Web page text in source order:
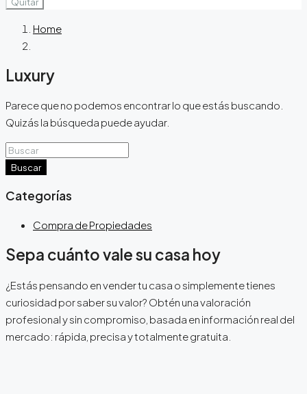
Home
Luxury
Parece que no podemos encontrar lo que estás buscando.
Quizás la búsqueda puede ayudar.
Buscar
Categorías
Compra de Propiedades
Sepa cuánto vale su casa hoy
¿Estás pensando en vender tu casa o simplemente tienes
curiosidad por saber su valor? Obtén una valoración
profesional y sin compromiso, basada en información real del
mercado: rápida, precisa y totalmente gratuita.